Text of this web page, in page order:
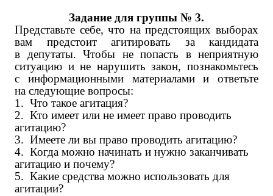
Задание для группы № 3.
Представьте себе, что на предстоящих выборах
вам предстоит агитировать за кандидата
в депутаты. Чтобы не попасть в неприятную
ситуацию и не нарушить закон, познакомьтесь
с информационными материалами и ответьте
на следующие вопросы:
1. Что такое агитация?
2. Кто имеет или не имеет право проводить
агитацию?
3. Имеете ли вы право проводить агитацию?
4. Когда можно начинать и нужно заканчивать
агитацию и почему?
5. Какие средства можно использовать для
агитации?